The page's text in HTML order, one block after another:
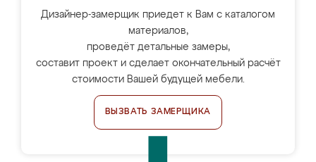
Дизайнер-замерщик приедет к Вам с каталогом
материалов,
проведёт детальные замеры,
составит проект и сделает окончательный расчёт
стоимости Вашей будущей мебели.
ВЫЗВАТЬ ЗАМЕРЩИКА